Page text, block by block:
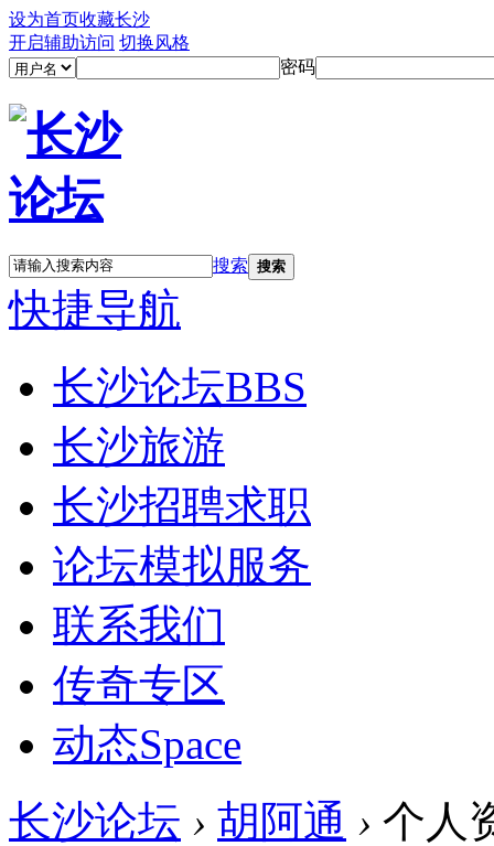
设为首页收藏长沙
开启辅助访问 切换风格
密码
搜索 搜索
快捷导航
长沙论坛BBS
长沙旅游
长沙招聘求职
论坛模拟服务
联系我们
传奇专区
动态Space
长沙论坛 › 胡阿通 › 个人